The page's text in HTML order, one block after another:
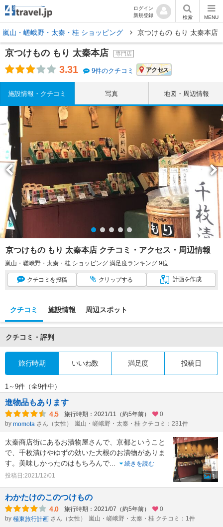
ログイン
新規登録
検索 MENU
嵐山・嵯峨野・太秦・桂 ショッピング 京つけもの もり 太秦本店
京つけもの もり 太秦本店 専門店
3.31 9件のクチコミ アクセス
施設情報・クチコミ 写真 地図・周辺情報
京つけもの もり 太秦本店 クチコミ・アクセス・周辺情報
嵐山・嵯峨野・太秦・桂 ショッピング 満足度ランキング 9位
クチコミ を投稿 クリップする 計画を作成
クチコミ 施設情報 周辺スポット
クチコミ・評判
旅行時期 いいね数 満足度 投稿日
1～9件（全9件中）
進物品もあります
4.5 旅行時期：2021/11（約5年前）
0
by momota さん（女性） 嵐山・嵯峨野・太秦・桂 クチコミ：231件
太秦商店街にあるお漬物屋さんで、京都ということ
で、千枚漬けやゆずの効いた大根のお漬物がありま
す。美味しかったのはもちろんで...
続きを読む
投稿日:2021/12/01
1
わかたけのこのつけもの
4.0 旅行時期：2021/07（約5年前）
0
by 極東旅行計画 さん（女性） 嵐山・嵯峨野・太秦・桂 クチコミ：1件